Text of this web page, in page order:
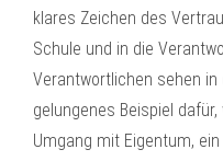
klares Zeichen des
Schule und in die
Verantwortlichen sehen
gelungenes Beispiel
Umgang mit Eigentum,